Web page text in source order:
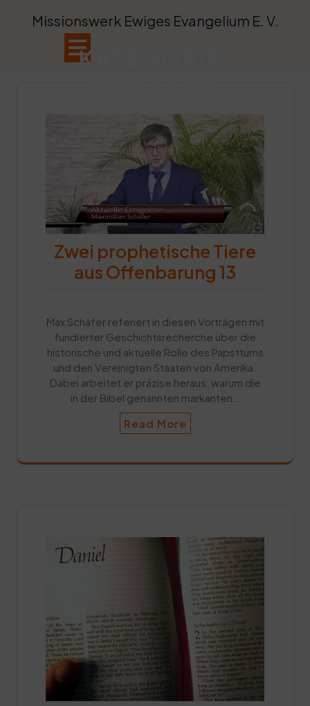
Missionswerk Ewiges Evangelium E. V.
Open
KATEGORIE:
Zwei prophetische Tiere
aus Offenbarung 13
Max Schäfer referiert in diesen Vorträgen mit
fundierter Geschichtsrecherche über die
historische und aktuelle Rolle des Papsttums
und den Vereinigten Staaten von Amerika.
Dabei arbeitet er präzise heraus, warum die
in der Bibel genannten markanten…
Read More